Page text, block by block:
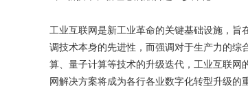
工业互联网是新工业革命的关键基础设施，旨
调技术本身的先进性，而强调对于生产力的综
算、量子计算等技术的升级迭代，工业互联网
网解决方案将成为各行各业数字化转型升级的